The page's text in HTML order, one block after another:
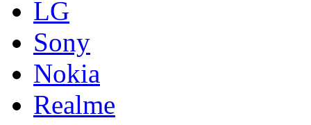
LG
Sony
Nokia
Realme